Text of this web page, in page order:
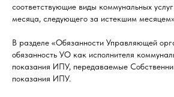
соответствующие виды коммунальных услуг
месяца, следующего за истекшим
В разделе «Обязанности Управляющей
обязанность УО как исполнителя
показания ИПУ, передаваемые
показания ИПУ.